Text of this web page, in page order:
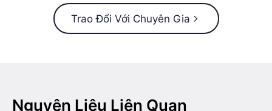
Trao Đổi Với Chuyên Gia
Nguyên Liệu Liên Quan